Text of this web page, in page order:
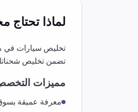
لماذا تحتاج
تخليص سيارات في
تضمن تخليص
مميزات
معرفة عميقة